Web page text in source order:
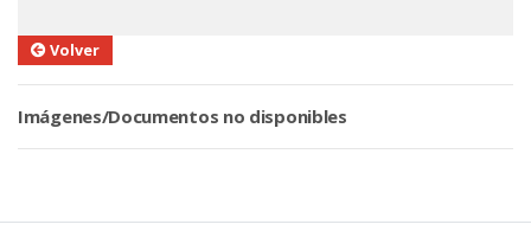
Volver
Imágenes/Documentos no disponibles